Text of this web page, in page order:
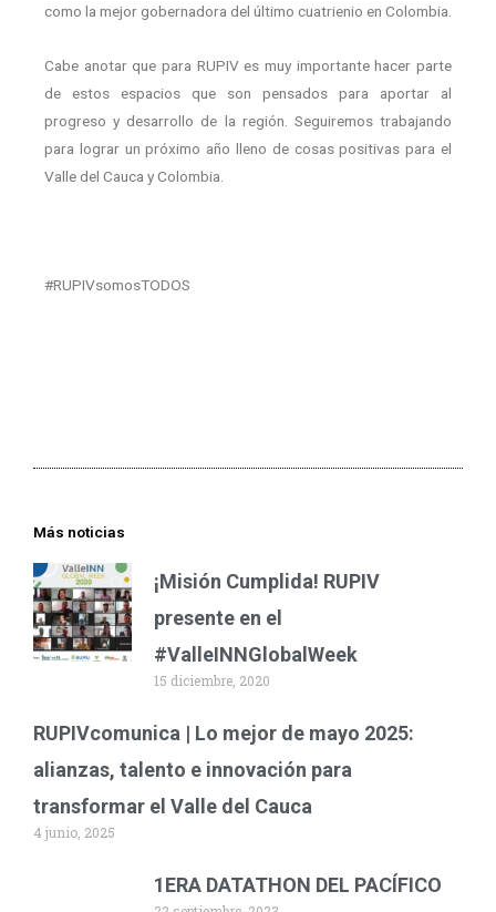
como la mejor gobernadora del último cuatrienio en Colombia.
Cabe anotar que para RUPIV es muy importante hacer parte
de estos espacios que son pensados para aportar al
progreso y desarrollo de la región. Seguiremos trabajando
para lograr un próximo año lleno de cosas positivas para el
Valle del Cauca y Colombia.
#RUPIVsomosTODOS
Más noticias
¡Misión Cumplida! RUPIV
presente en el
#ValleINNGlobalWeek
15 diciembre, 2020
RUPIVcomunica | Lo mejor de mayo 2025:
alianzas, talento e innovación para
transformar el Valle del Cauca
4 junio, 2025
1ERA DATATHON DEL PACÍFICO